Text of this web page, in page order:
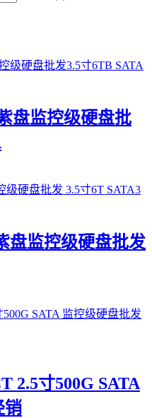
盘监控级硬盘批
盘监控级硬盘批发
2.5寸500G SATA
销